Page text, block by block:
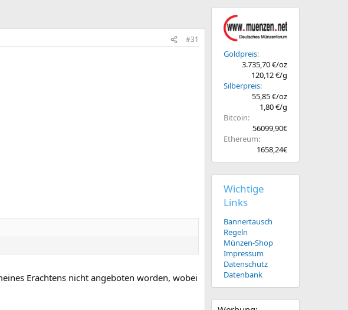
#31
Erachtens nicht angeboten worden, wobei
Goldpreis
3.735,70 €/oz
120,12 €/g
Silberpreis
55,85 €/oz
1,80 €/g
Bitcoin
56099,90€
Ethereum
1658,24€
Wichtige
Links
Bannertausch
Regeln
Münzen-Shop
Impressum
Datenschutz
Datenbank